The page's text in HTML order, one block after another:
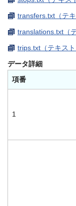
transfers.txt（テ
translations.txt（
trips.txt（テキスト
データ詳細
項番
1